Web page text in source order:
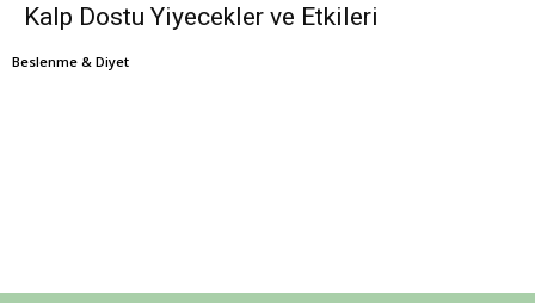
Kalp Dostu Yiyecekler ve Etkileri
Beslenme & Diyet